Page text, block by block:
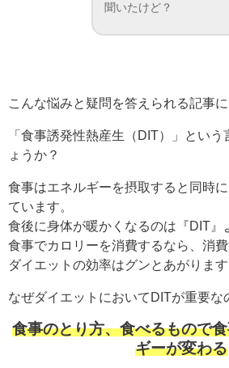
聞いたけど？
こんな悩みと疑問を答えられる記事に
「食事誘発性熱産生（DIT）」とい
ょうか？
食事はエネルギーを摂取すると同時
ています。
食後に身体が暖かくなるのは『DIT』
食事でカロリーを消費するなら、消
ダイエットの効率はグンとあがります
なぜダイエットにおいてDITが重要な
食事のとり方、食べるもので
ギーが変わる